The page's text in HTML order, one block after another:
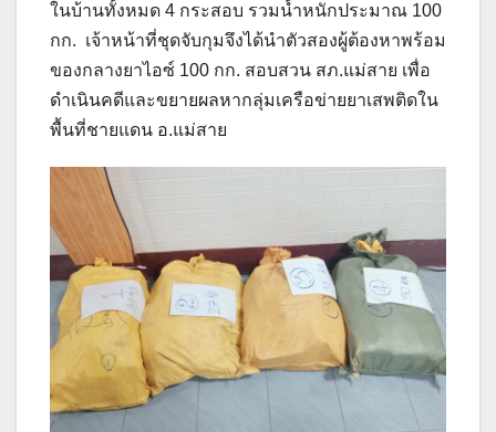
ในบ้านทั้งหมด 4 กระสอบ รวมน้ำหนักประมาณ 100
กก. เจ้าหน้าที่ชุดจับกุมจึงได้นำตัวสองผู้ต้องหาพร้อม
ของกลางยาไอซ์ 100 กก. สอบสวน สภ.แม่สาย เพื่อ
ดำเนินคดีและขยายผลหากลุ่มเครือข่ายยาเสพติดใน
พื้นที่ชายแดน อ.แม่สาย